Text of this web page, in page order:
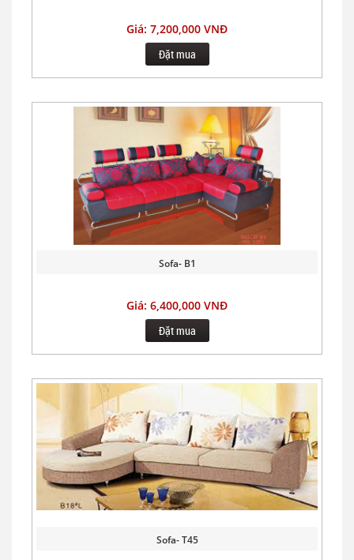
Giá: 7,200,000 VNĐ
Đặt mua
Sofa- B1
Giá: 6,400,000 VNĐ
Đặt mua
Sofa- T45